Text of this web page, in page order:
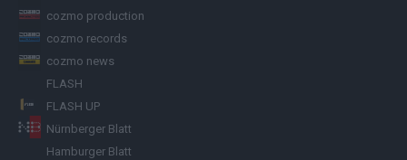
cozmo production
cozmo records
cozmo news
FLASH
FLASH UP
Nürnberger Blatt
Hamburger Blatt